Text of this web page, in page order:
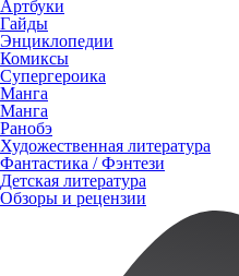
Артбуки
Гайды
Энциклопедии
Комиксы
Супергероика
Манга
Манга
Ранобэ
Художественная литература
Фантастика / Фэнтези
Детская литература
Обзоры и рецензии